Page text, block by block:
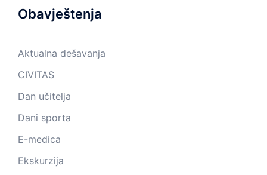
Obavještenja
Aktualna dešavanja
CIVITAS
Dan učitelja
Dani sporta
E-medica
Ekskurzija